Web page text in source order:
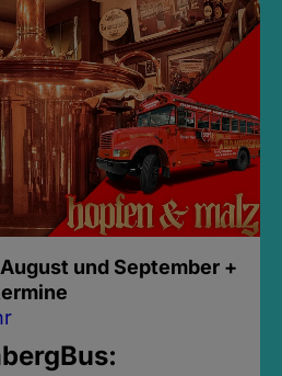
und September +